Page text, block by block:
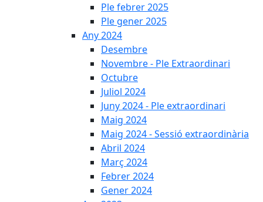
Ple febrer 2025
Ple gener 2025
Any 2024
Desembre
Novembre - Ple Extraordinari
Octubre
Juliol 2024
Juny 2024 - Ple extraordinari
Maig 2024
Maig 2024 - Sessió extraordinària
Abril 2024
Març 2024
Febrer 2024
Gener 2024